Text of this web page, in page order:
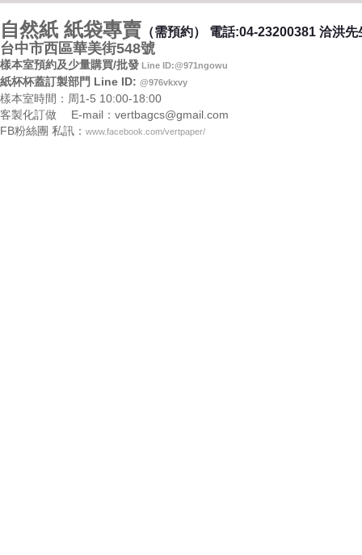
自然紙 紙袋專賣 （需預約） 電話:04-23200381 洽洪先
台中市西區華美街548號
樣本室預約及少量購買/批發 Line ID:@971ngowu
紙杯杯蓋訂製部門 Line ID: @976vkxvy
樣本室時間：周1-5 10:00-18:00
客製化訂做 E-mail：vertbagcs@gmail.com
FB粉絲團 私訊： www.facebook.com/vertpaper/